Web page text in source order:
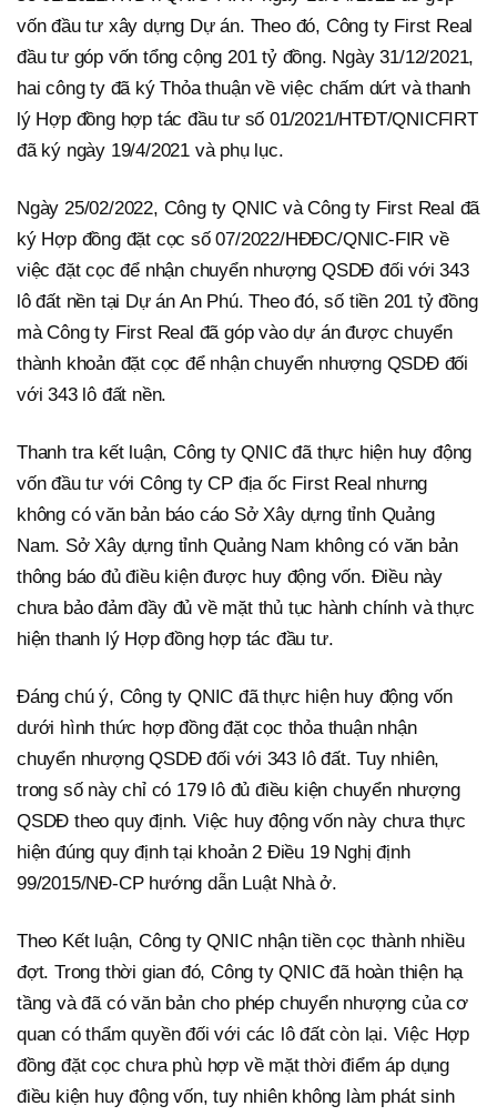
vốn đầu tư xây dựng Dự án. Theo đó, Công ty First Real
đầu tư góp vốn tổng cộng 201 tỷ đồng. Ngày 31/12/2021,
hai công ty đã ký Thỏa thuận về việc chấm dứt và thanh
lý Hợp đồng hợp tác đầu tư số 01/2021/HTĐT/QNICFIRT
đã ký ngày 19/4/2021 và phụ lục.
Ngày 25/02/2022, Công ty QNIC và Công ty First Real đã
ký Hợp đồng đặt cọc số 07/2022/HĐĐC/QNIC-FIR về
việc đặt cọc để nhận chuyển nhượng QSDĐ đối với 343
lô đất nền tại Dự án An Phú. Theo đó, số tiền 201 tỷ đồng
mà Công ty First Real đã góp vào dự án được chuyển
thành khoản đặt cọc để nhận chuyển nhượng QSDĐ đối
với 343 lô đất nền.
Thanh tra kết luận, Công ty QNIC đã thực hiện huy động
vốn đầu tư với Công ty CP địa ốc First Real nhưng
không có văn bản báo cáo Sở Xây dựng tỉnh Quảng
Nam. Sở Xây dựng tỉnh Quảng Nam không có văn bản
thông báo đủ điều kiện được huy động vốn. Điều này
chưa bảo đảm đầy đủ về mặt thủ tục hành chính và thực
hiện thanh lý Hợp đồng hợp tác đầu tư.
Đáng chú ý, Công ty QNIC đã thực hiện huy động vốn
dưới hình thức hợp đồng đặt cọc thỏa thuận nhận
chuyển nhượng QSDĐ đối với 343 lô đất. Tuy nhiên,
trong số này chỉ có 179 lô đủ điều kiện chuyển nhượng
QSDĐ theo quy định. Việc huy động vốn này chưa thực
hiện đúng quy định tại khoản 2 Điều 19 Nghị định
99/2015/NĐ-CP hướng dẫn Luật Nhà ở.
Theo Kết luận, Công ty QNIC nhận tiền cọc thành nhiều
đợt. Trong thời gian đó, Công ty QNIC đã hoàn thiện hạ
tầng và đã có văn bản cho phép chuyển nhượng của cơ
quan có thẩm quyền đối với các lô đất còn lại. Việc Hợp
đồng đặt cọc chưa phù hợp về mặt thời điểm áp dụng
điều kiện huy động vốn, tuy nhiên không làm phát sinh